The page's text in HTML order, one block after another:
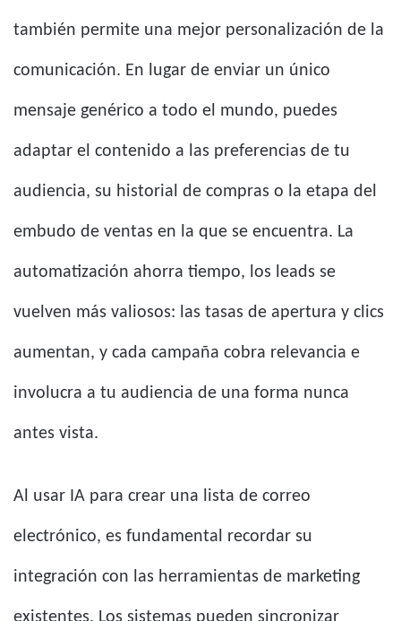
también permite una mejor personalización de la
comunicación. En lugar de enviar un único
mensaje genérico a todo el mundo, puedes
adaptar el contenido a las preferencias de tu
audiencia, su historial de compras o la etapa del
embudo de ventas en la que se encuentra. La
automatización ahorra tiempo, los leads se
vuelven más valiosos: las tasas de apertura y clics
aumentan, y cada campaña cobra relevancia e
involucra a tu audiencia de una forma nunca
antes vista.
Al usar IA para crear una lista de correo
electrónico, es fundamental recordar su
integración con las herramientas de marketing
existentes. Los sistemas pueden sincronizar